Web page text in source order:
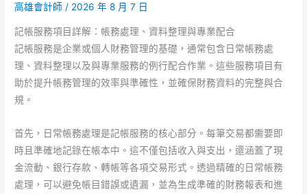
高雄會計師 / 2026 年 8 月 7 日
記帳服務項目詳解：帳務處理、資料整理與專業配合
記帳服務是企業或個人財務管理的基礎，通常包含日常帳務處
理、資料整理以及與專業服務的例行配合作業。這些服務項目有
助於提升帳務管理的效率與準確性，並確保財務資料的完整與合
規。
首先，日常帳務處理是記帳服務的核心部分。每筆交易都需要即
時且準確地記錄在帳本中。這不僅包括收入與支出，還涵蓋了現
金流動、銀行存款、轉帳等各項交易形式。透過精確的日常帳務
處理，可以避免帳目錯誤或遺漏，並為生成準確的財務報表和進